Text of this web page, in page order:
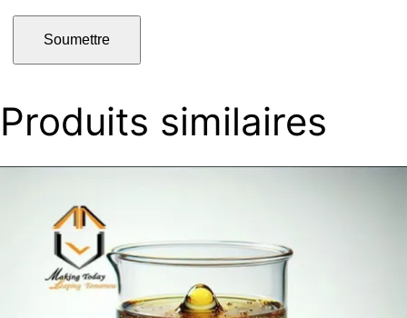
Produits similaires